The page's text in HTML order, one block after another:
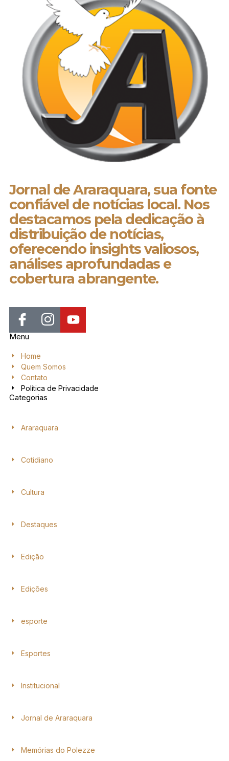
Jornal de Araraquara, sua fonte
confiável de notícias local. Nos
destacamos pela dedicação à
distribuição de notícias,
oferecendo insights valiosos,
análises aprofundadas e
cobertura abrangente.
Menu
Home
Quem Somos
Contato
Política de Privacidade
Categorias
Araraquara
Cotidiano
Cultura
Destaques
Edição
Edições
esporte
Esportes
Institucional
Jornal de Araraquara
Memórias do Polezze